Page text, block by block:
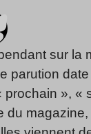
sur la
parution
», «
magazine,